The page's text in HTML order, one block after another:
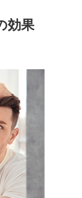
効果